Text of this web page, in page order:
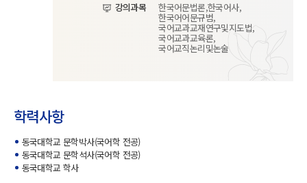
강의과목
한국어문법론,한국어사,
한국어어문규범,
국어교과교재연구및지도법,
국어교과교육론,
국어교직논리및논술
학력사항
동국대학교 문학박사(국어학 전공)
동국대학교 문학석사(국어학 전공)
동국대학교 학사